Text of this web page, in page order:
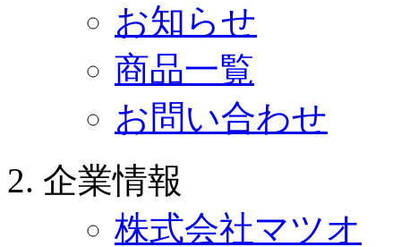
お知らせ
商品一覧
お問い合わせ
企業情報
株式会社マツオ